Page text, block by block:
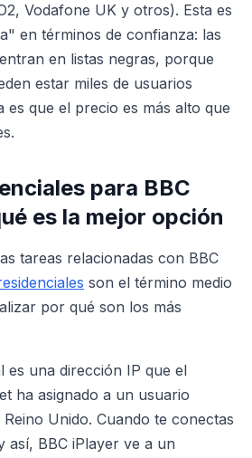
Vodafone UK y otros). Esta es
en términos de confianza: las
en listas negras, porque
estar miles de usuarios
es que el precio es más alto que
para BBC
es la mejor opción
tareas relacionadas con BBC
son el término medio
por qué son los más
es una dirección IP que el
ha asignado a un usuario
Unido. Cuando te conectas
así, BBC iPlayer ve a un